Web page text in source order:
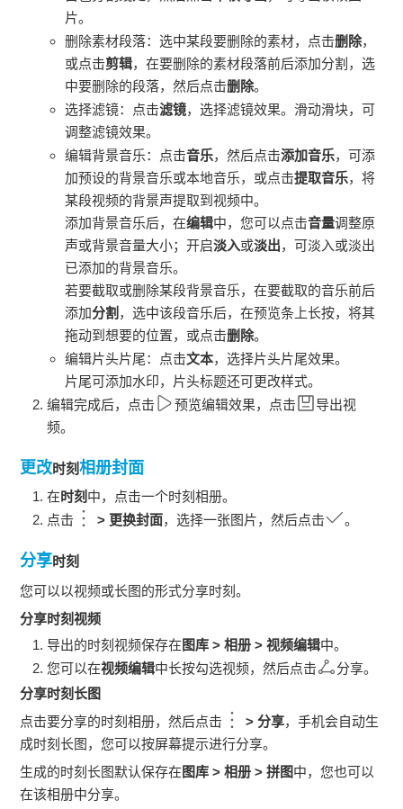
片。
删除素材段落：选中某段要删除的素材，点击删除，
或点击剪辑，在要删除的素材段落前后添加分割，选
中要删除的段落，然后点击删除。
选择滤镜：点击滤镜，选择滤镜效果。滑动滑块，可
调整滤镜效果。
编辑背景音乐：点击音乐，然后点击添加音乐，可添
加预设的背景音乐或本地音乐，或点击提取音乐，将
某段视频的背景声提取到视频中。
添加背景音乐后，在编辑中，您可以点击音量调整原
声或背景音量大小；开启淡入或淡出，可淡入或淡出
已添加的背景音乐。
若要截取或删除某段背景音乐，在要截取的音乐前后
添加分割 ，选中该段音乐后，在预览条上长按，将其
拖动到想要的位置，或点击删除。
编辑片头片尾：点击文本，选择片头片尾效果。
片尾可添加水印，片头标题还可更改样式。
编辑完成后，点击
预览编辑效果，点击
导出视
频。
更改时刻相册封面
在时刻 中，点击一个时刻相册。
点击
> 更换封面，选择一张图片，然后点击 。
分享时刻
您可以以视频或长图的形式分享时刻。
分享时刻视频
导出的时刻视频保存在 图库 >相册 >视频编辑中。
您可以在视频编辑中长按勾选视频，然后点击
分享。
分享时刻长图
点击要分享的时刻相册，然后点击 >分享，手机会自动生
成时刻长图，您可以按屏幕提示进行分享。
生成的时刻长图默认保存在 图库 >相册 >拼图中，您也可以
在该相册中分享。